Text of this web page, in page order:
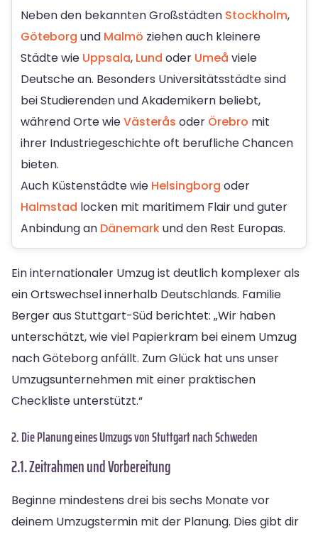
Neben den bekannten Großstädten Stockholm,
Göteborg und Malmö ziehen auch kleinere
Städte wie Uppsala, Lund oder Umeå viele
Deutsche an. Besonders Universitätsstädte sind
bei Studierenden und Akademikern beliebt,
während Orte wieVästerås oder Örebro mit
ihrer Industriegeschichte oft berufliche Chancen
bieten.
Auch Küstenstädte wie Helsingborg oder
Halmstad locken mit maritimem Flair und guter
Anbindung an Dänemarkund den Rest Europas.
Ein internationaler Umzug ist deutlich komplexer als
ein Ortswechsel innerhalb Deutschlands. Familie
Berger aus Stuttgart-Süd berichtet: „Wir haben
unterschätzt, wie viel Papierkram bei einem Umzug
nach Göteborg anfällt. Zum Glück hat uns unser
Umzugsunternehmen mit einer praktischen
Checkliste unterstützt.“
2. Die Planung eines Umzugs von Stuttgart nach Schweden
2.1. Zeitrahmen und Vorbereitung
Beginne mindestens drei bis sechs Monate vor
deinem Umzugstermin mit der Planung. Dies gibt dir